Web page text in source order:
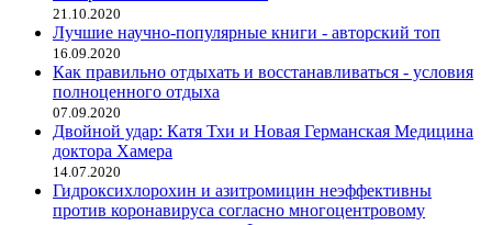
21.10.2020
Лучшие научно-популярные книги - авторский топ
16.09.2020
Как правильно отдыхать и восстанавливаться - условия
полноценного отдыха
07.09.2020
Двойной удар: Катя Тхи и Новая Германская Медицина
доктора Хамера
14.07.2020
Гидроксихлорохин и азитромицин неэффективны
против коронавируса согласно многоцентровому